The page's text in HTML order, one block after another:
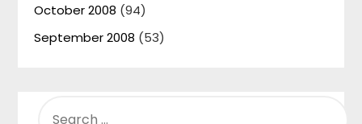
October 2008 (94)
September 2008 (53)
FOR: